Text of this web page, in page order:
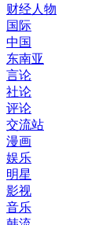
财经人物
国际
中国
东南亚
言论
社论
评论
交流站
漫画
娱乐
明星
影视
音乐